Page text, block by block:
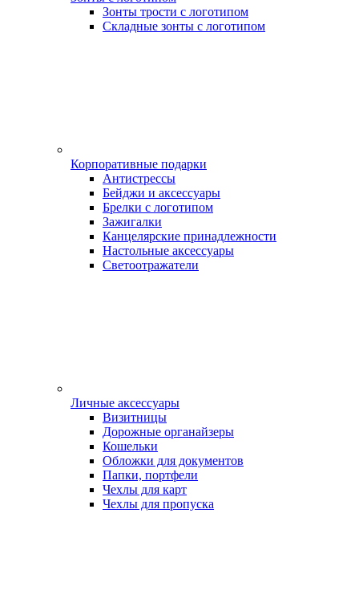
Зонты трости с логотипом
Складные зонты с логотипом
Корпоративные подарки
Антистрессы
Бейджи и аксессуары
Брелки с логотипом
Зажигалки
Канцелярские принадлежности
Настольные аксессуары
Светоотражатели
Личные аксессуары
Визитницы
Дорожные органайзеры
Кошельки
Обложки для документов
Папки, портфели
Чехлы для карт
Чехлы для пропуска